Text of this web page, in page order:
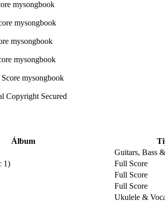
Copyright Secured
Álbum
Guitars, Bass
1)
Full Score
Full Score
Full Score
Ukulele &